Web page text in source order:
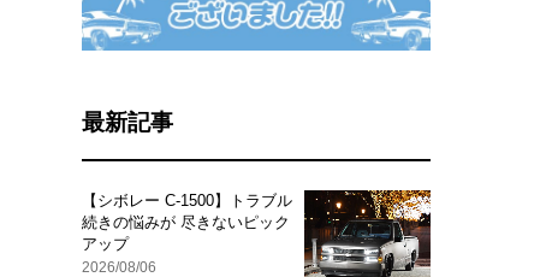
最新記事
【シボレー C-1500】トラブル
続きの悩みが 尽きないピック
アップ
2026/08/06